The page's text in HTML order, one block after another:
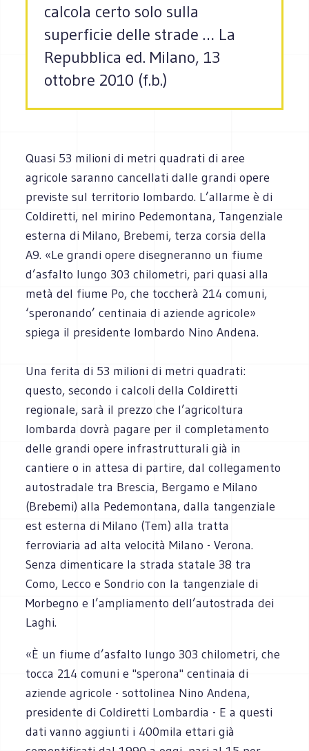
calcola certo solo sulla
superficie delle strade … La
Repubblica ed. Milano, 13
ottobre 2010 (f.b.)
Quasi 53 milioni di metri quadrati di aree
agricole saranno cancellati dalle grandi opere
previste sul territorio lombardo. L’allarme è di
Coldiretti, nel mirino Pedemontana, Tangenziale
esterna di Milano, Brebemi, terza corsia della
A9. «Le grandi opere disegneranno un fiume
d’asfalto lungo 303 chilometri, pari quasi alla
metà del fiume Po, che toccherà 214 comuni,
‘speronando’ centinaia di aziende agricole»
spiega il presidente lombardo Nino Andena.
Una ferita di 53 milioni di metri quadrati:
questo, secondo i calcoli della Coldiretti
regionale, sarà il prezzo che l’agricoltura
lombarda dovrà pagare per il completamento
delle grandi opere infrastrutturali già in
cantiere o in attesa di partire, dal collegamento
autostradale tra Brescia, Bergamo e Milano
(Brebemi) alla Pedemontana, dalla tangenziale
est esterna di Milano (Tem) alla tratta
ferroviaria ad alta velocità Milano - Verona.
Senza dimenticare la strada statale 38 tra
Como, Lecco e Sondrio con la tangenziale di
Morbegno e l’ampliamento dell’autostrada dei
Laghi.
«È un fiume d’asfalto lungo 303 chilometri, che
tocca 214 comuni e "sperona" centinaia di
aziende agricole - sottolinea Nino Andena,
presidente di Coldiretti Lombardia - E a questi
dati vanno aggiunti i 400mila ettari già